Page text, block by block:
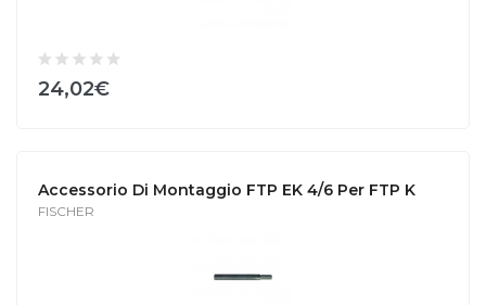
24,02€
Accessorio Di Montaggio FTP EK 4/6 Per FTP K
FISCHER